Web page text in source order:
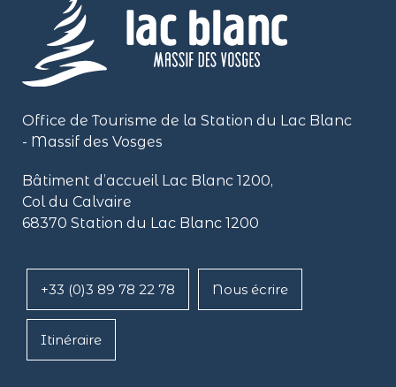
Office de Tourisme de la Station du Lac Blanc
- Massif des Vosges
Bâtiment d’accueil Lac Blanc 1200,
Col du Calvaire
68370 Station du Lac Blanc 1200
+33 (0)3 89 78 22 78 Nous écrire
Itinéraire